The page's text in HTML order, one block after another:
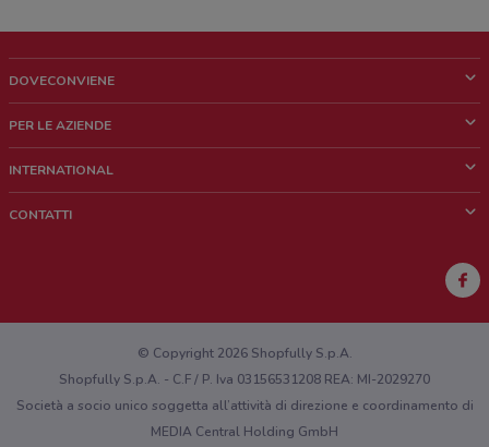
DOVECONVIENE
Chi siamo
Lavora con noi
PER LE AZIENDE
Richieste commerciali e marketing
INTERNATIONAL
CONTATTI
Hai un malfunzionamento sul web o sull'app?
© Copyright 2026 Shopfully S.p.A.
Shopfully S.p.A. - C.F / P. Iva 03156531208 REA: MI-2029270
Società a socio unico soggetta all’attività di direzione e coordinamento di
MEDIA Central Holding GmbH